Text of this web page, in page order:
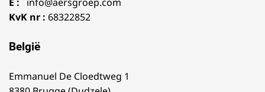
KvK nr : 68322852
België
Emmanuel De Cloedtweg 1